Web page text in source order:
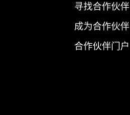
寻找合作伙伴
成为合作伙伴
合作伙伴门户